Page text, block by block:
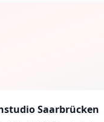
Saarbrücken